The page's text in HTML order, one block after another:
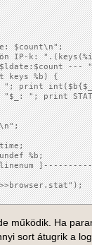
$count\n";
IP-k:
---
keys %b) {
"; print
"$_: "; print
%b;
működik. Ha
sort átugrik a